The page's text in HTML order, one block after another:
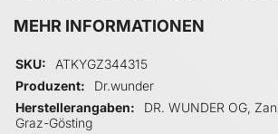
MEHR INFORMATIONEN
Mehr Informationen
SKU
ATKYGZ344315
Produzent
Dr.wunder
Herstellerangaben
DR. WUNDER OG,
Graz-Gösting